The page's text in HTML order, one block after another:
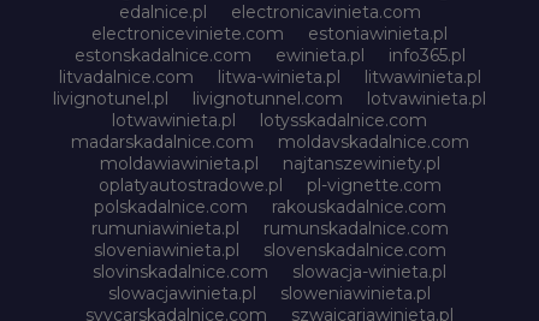
edalnice.pl
electronicavinieta.com
electroniceviniete.com
estoniawinieta.pl
estonskadalnice.com
ewinieta.pl
info365.pl
litvadalnice.com
litwa-winieta.pl
litwawinieta.pl
livignotunel.pl
livignotunnel.com
lotvawinieta.pl
lotwawinieta.pl
lotysskadalnice.com
madarskadalnice.com
moldavskadalnice.com
moldawiawinieta.pl
najtanszewiniety.pl
oplatyautostradowe.pl
pl-vignette.com
polskadalnice.com
rakouskadalnice.com
rumuniawinieta.pl
rumunskadalnice.com
sloveniawinieta.pl
slovenskadalnice.com
slovinskadalnice.com
slowacja-winieta.pl
slowacjawinieta.pl
sloweniawinieta.pl
svycarskadalnice.com
szwajcariawinieta.pl